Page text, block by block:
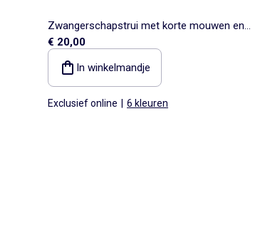
Zwangerschapstrui met korte mouwen en
vetersplitten
€ 20,00
In winkelmandje
Exclusief online 6 kleuren